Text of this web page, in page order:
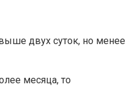
двух суток, но менее
месяца, то